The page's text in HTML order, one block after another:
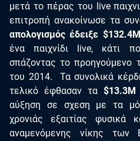
μετά το πέρας του live
επιτροπή ανακοίνωσε τα
απολογισμός έδειξε $132.4Μ
ένα παιχνίδι live, κάτι
σπάζοντας το προηγούμενο
του 2014. Τα συνολικά
τελικό έφθασαν τα $13.3Μ
αύξηση σε σχεση με τα
χρονιάς εξαιτίας
αναμενόμενης νίκης των